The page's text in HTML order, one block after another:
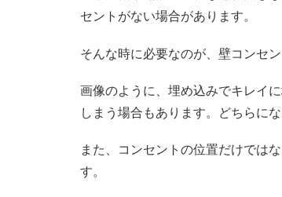
セントがない場合があります。
そんな時に必要なのが、壁コンセン
画像のように、埋め込みでキレイ
しまう場合もあります。どちらに
また、コンセントの位置だけでは
す。